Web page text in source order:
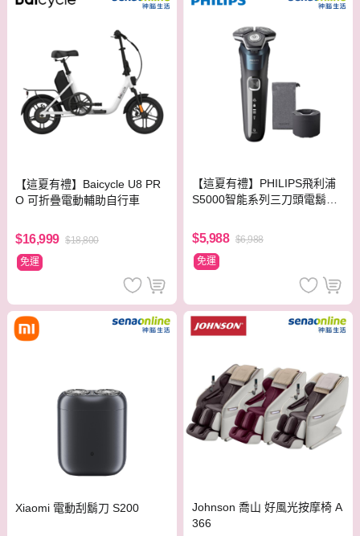
【這夏有禮】Baicycle U8 PR
O 可折疊電動輔助自行車
$16,999 $18,800
免運
【這夏有禮】PHILIPS飛利浦
S5000智能系列三刀頭電鬍刀
$5,988 $6,988
免運
Xiaomi 電動刮鬍刀 S200
Johnson 喬山 好風光按摩椅 A
366